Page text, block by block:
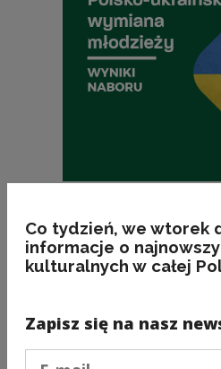
ROZSTRZYGNIĘCIE
PROGRAMU
WYMIANA
Co tydzień, we wtorek
informacje o
kulturalnych w całej
Zapisz się na nasz